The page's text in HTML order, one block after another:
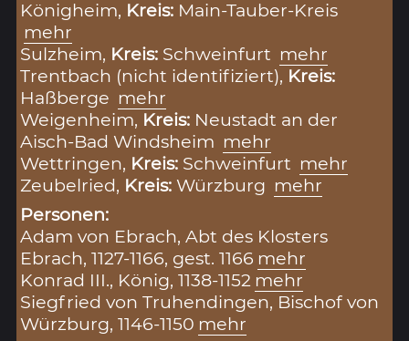
Königheim, Kreis: Main-Tauber-Kreis
mehr
Sulzheim, Kreis: Schweinfurt mehr
Trentbach (nicht identifiziert), Kreis:
Haßberge mehr
Weigenheim, Kreis: Neustadt an der
Aisch-Bad Windsheim mehr
Wettringen, Kreis: Schweinfurt mehr
Zeubelried, Kreis:Würzburg mehr
Personen:
Adam von Ebrach, Abt des Klosters
Ebrach, 1127-1166, gest. 1166 mehr
Konrad III., König, 1138-1152 mehr
Siegfried von Truhendingen, Bischof von
Würzburg, 1146-1150 mehr